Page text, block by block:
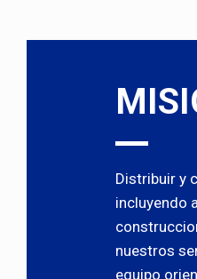
Distribuir y
incluyendo
nuestros
equipo